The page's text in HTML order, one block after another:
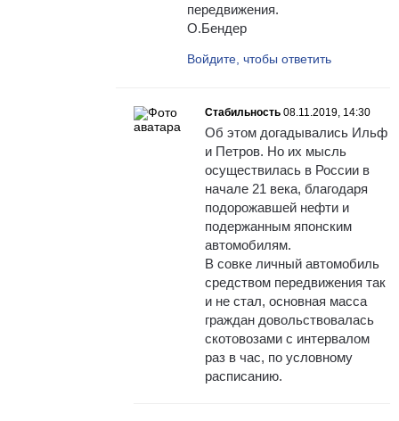
передвижения.
О.Бендер
Войдите, чтобы ответить
Стабильность 08.11.2019, 14:30
Об этом догадывались Ильф
и Петров. Но их мысль
осуществилась в России в
начале 21 века, благодаря
подорожавшей нефти и
подержанным японским
автомобилям.
В совке личный автомобиль
средством передвижения так
и не стал, основная масса
граждан довольствовалась
скотовозами с интервалом
раз в час, по условному
расписанию.